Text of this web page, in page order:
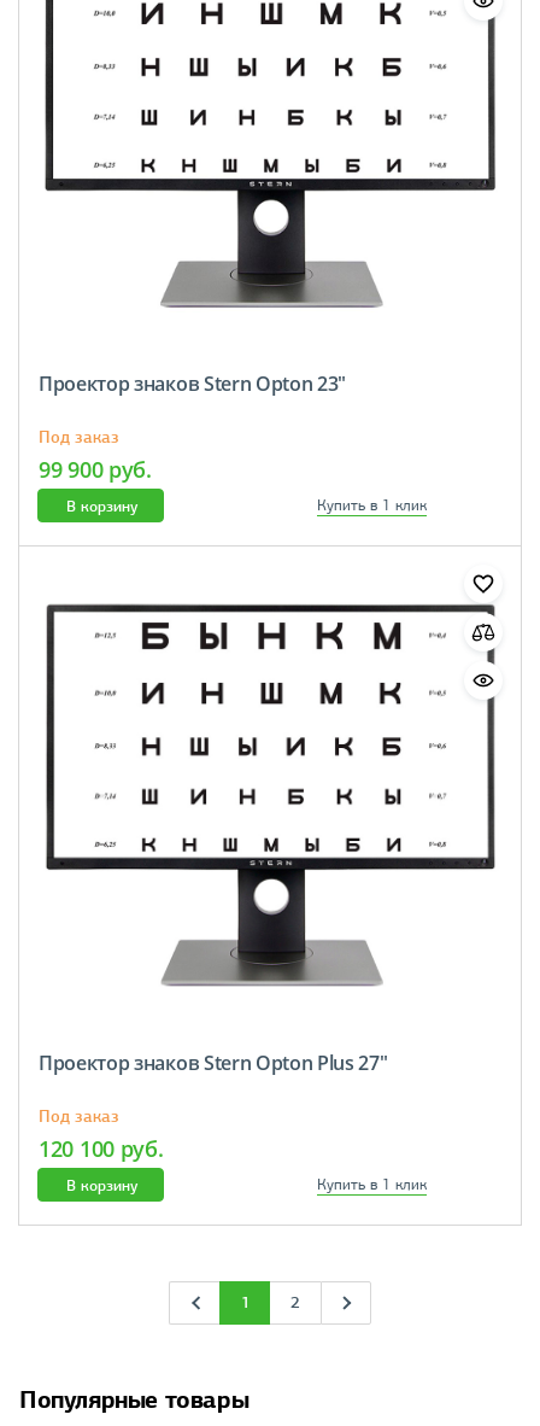
Проектор знаков Stern Opton 23″
Под заказ
99 900 руб.
В корзину Купить в 1 клик
Проектор знаков Stern Opton Plus 27″
Под заказ
120 100 руб.
В корзину Купить в 1 клик
1 2
Популярные товары